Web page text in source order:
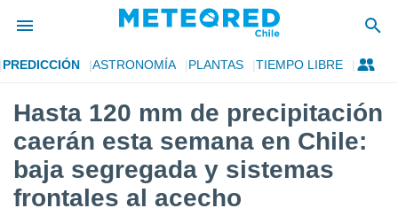
de
por
para
la
que se
calidad.
PREDICCIÓN ASTRONOMÍA PLANTAS TIEMPO LIBRE
Hasta 120 mm de precipitación
caerán esta semana en Chile:
baja segregada y sistemas
frontales al acecho